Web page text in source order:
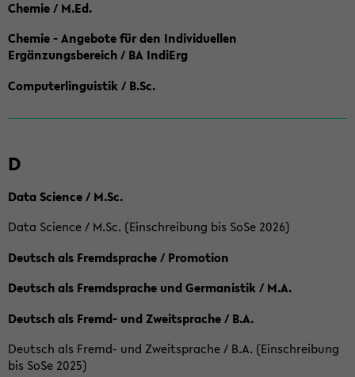
Chemie / M.Ed.
Chemie - Angebote für den Individuellen
Ergänzungsbereich / BA IndiErg
Computerlinguistik / B.Sc.
D
Data Science / M.Sc.
Data Science / M.Sc. (Einschreibung bis SoSe 2026)
Deutsch als Fremdsprache / Promotion
Deutsch als Fremdsprache und Germanistik / M.A.
Deutsch als Fremd- und Zweitsprache / B.A.
Deutsch als Fremd- und Zweitsprache / B.A. (Einschreibung
bis SoSe 2025)